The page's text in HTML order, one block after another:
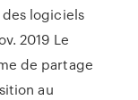
logiciels
2019 Le
de partage
au